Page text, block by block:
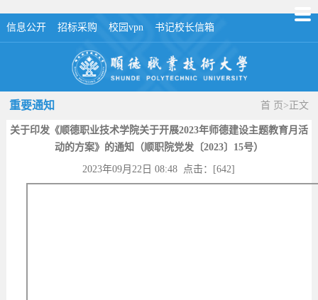
信息公开 招标采购 校园vpn 书记校长信箱
重要通知 首 页 > 正文
关于印发《顺德职业技术学院关于开展2023年师德建设主题教育月活
动的方案》的通知（顺职院党发〔2023〕15号）
2023年09月22日 08:48 点击：[642]